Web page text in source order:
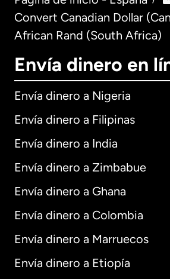
Convert Canadian Dollar
African Rand (South Africa)
Envía dinero en
Envía dinero a Nigeria
Envía dinero a Filipinas
Envía dinero a India
Envía dinero a Zimbabue
Envía dinero a Ghana
Envía dinero a Colombia
Envía dinero a Marruecos
Envía dinero a Etiopía